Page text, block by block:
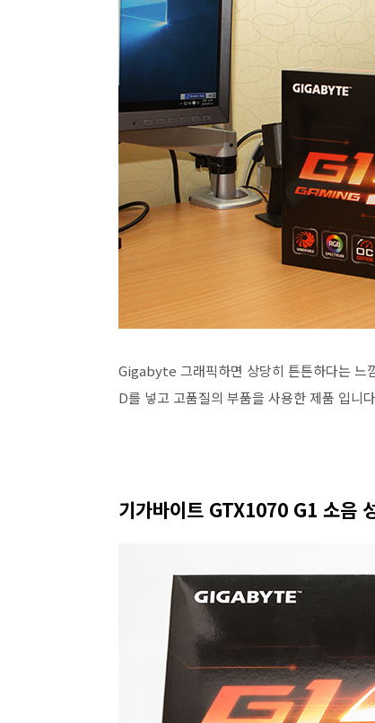
Gigabyte 그래픽하면 상당히 튼튼하다는 느
D를 넣고 고품질의 부품을 사용한 제품 입니
기가바이트 GTX1070 G1 소음